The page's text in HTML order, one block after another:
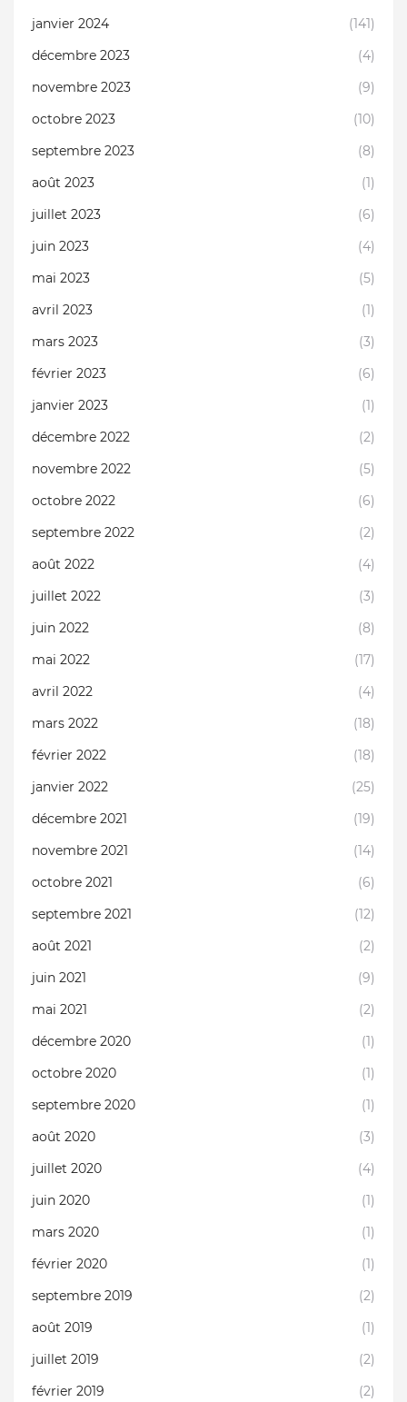
janvier 2024
(141)
décembre 2023
(4)
novembre 2023
(9)
octobre 2023
(10)
septembre 2023
(8)
août 2023
(1)
juillet 2023
(6)
juin 2023
(4)
mai 2023
(5)
avril 2023
(1)
mars 2023
(3)
février 2023
(6)
janvier 2023
(1)
décembre 2022
(2)
novembre 2022
(5)
octobre 2022
(6)
septembre 2022
(2)
août 2022
(4)
juillet 2022
(3)
juin 2022
(8)
mai 2022
(17)
avril 2022
(4)
mars 2022
(18)
février 2022
(18)
janvier 2022
(25)
décembre 2021
(19)
novembre 2021
(14)
octobre 2021
(6)
septembre 2021
(12)
août 2021
(2)
juin 2021
(9)
mai 2021
(2)
décembre 2020
(1)
octobre 2020
(1)
septembre 2020
(1)
août 2020
(3)
juillet 2020
(4)
juin 2020
(1)
mars 2020
(1)
février 2020
(1)
septembre 2019
(2)
août 2019
(1)
juillet 2019
(2)
février 2019
(2)